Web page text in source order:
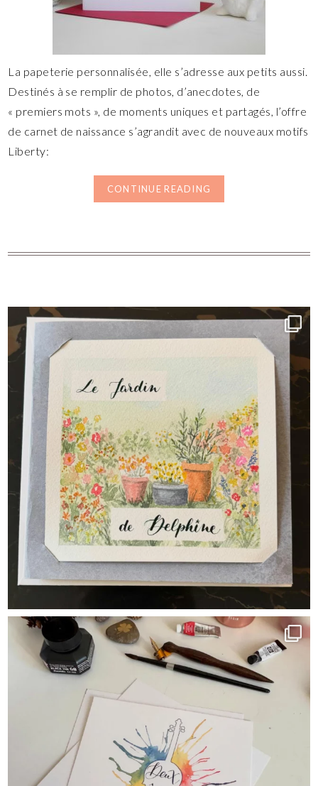
La papeterie personnalisée, elle s’adresse aux petits aussi.
Destinés à se remplir de photos, d’anecdotes, de
« premiers mots », de moments uniques et partagés, l’offre
de carnet de naissance s’agrandit avec de nouveaux motifs
Liberty:
CONTINUE READING